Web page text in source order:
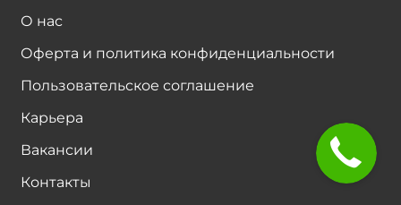
О нас
Оферта и политика конфиденциальности
Пользовательское соглашение
Карьера
Вакансии
Контакты